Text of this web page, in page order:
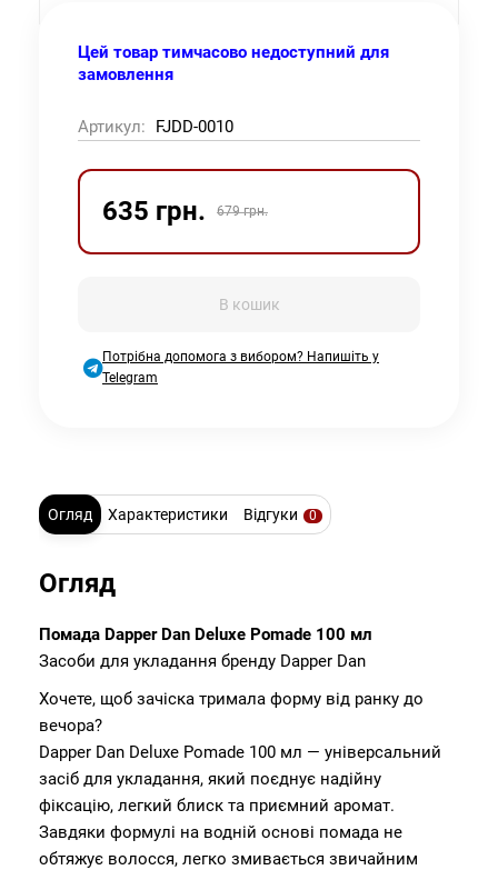
Цей товар тимчасово недоступний для
замовлення
Артикул: FJDD-0010
635 грн. 679 грн.
В кошик
Потрібна допомога з вибором? Напишіть у
Telegram
Огляд Характеристики Відгуки 0
Огляд
Помада Dapper Dan Deluxe Pomade 100 мл
Засоби для укладання бренду Dapper Dan
Хочете, щоб зачіска тримала форму від ранку до
вечора?
Dapper Dan Deluxe Pomade 100 мл — універсальний
засіб для укладання, який поєднує надійну
фіксацію, легкий блиск та приємний аромат.
Завдяки формулі на водній основі помада не
обтяжує волосся, легко змивається звичайним